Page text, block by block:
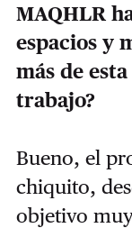
MAQHLR
espacios y
más de
trabajo?
Bueno, el
chiquito,
objetivo